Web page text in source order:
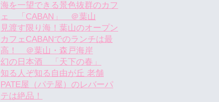
海を一望できる景色抜群のカフ
ェ 「CABAN」 ＠葉山
見渡す限り海！葉山のオープン
カフェCABANでのランチは最
高！ ＠葉山・森戸海岸
幻の日本酒 「天下の春」
知る人ぞ知る自由が丘 老舗
PATE屋（パテ屋）のレバーパ
テは絶品！